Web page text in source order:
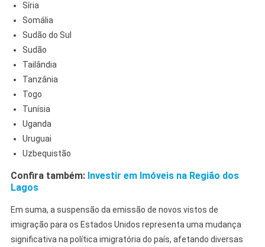
Síria
Somália
Sudão do Sul
Sudão
Tailândia
Tanzânia
Togo
Tunísia
Uganda
Uruguai
Uzbequistão
Confira também: Investir em Imóveis na Região dos
Lagos
Em suma, a suspensão da emissão de novos vistos de
imigração para os Estados Unidos representa uma mudança
significativa na política imigratória do país, afetando diversas